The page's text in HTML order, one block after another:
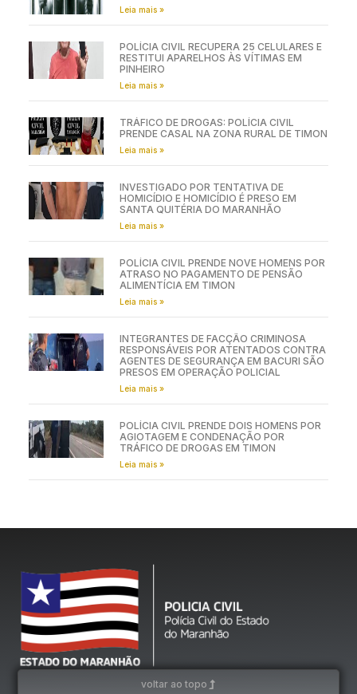
Leia mais »
POLÍCIA CIVIL RECUPERA 25 CELULARES E
RESTITUI APARELHOS ÀS VÍTIMAS EM
PINHEIRO
Leia mais »
TRÁFICO DE DROGAS: POLÍCIA CIVIL
PRENDE CASAL NA ZONA RURAL DE TIMON
Leia mais »
INVESTIGADO POR TENTATIVA DE
HOMICÍDIO E HOMICÍDIO É PRESO EM
SANTA QUITÉRIA DO MARANHÃO
Leia mais »
POLÍCIA CIVIL PRENDE NOVE HOMENS POR
ATRASO NO PAGAMENTO DE PENSÃO
ALIMENTÍCIA EM TIMON
Leia mais »
INTEGRANTES DE FACÇÃO CRIMINOSA
RESPONSÁVEIS POR ATENTADOS CONTRA
AGENTES DE SEGURANÇA EM BACURI SÃO
PRESOS EM OPERAÇÃO POLICIAL
Leia mais »
POLÍCIA CIVIL PRENDE DOIS HOMENS POR
AGIOTAGEM E CONDENAÇÃO POR
TRÁFICO DE DROGAS EM TIMON
Leia mais »
voltar ao topo